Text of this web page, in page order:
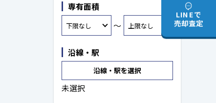
専有面積
～
沿線・駅
沿線・駅を選択
未選択
LINEで
売却査定